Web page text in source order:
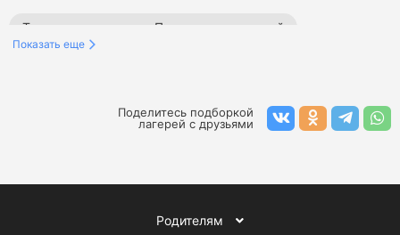
Творческие лагеря в Подмосковье на май
Английские лагеря в Подмосковье на май
Показать еще
Поделитесь подборкой
лагерей с друзьями
Родителям